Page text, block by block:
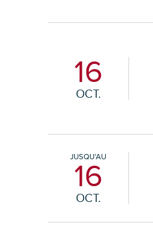
16
OCT.
JUSQU'AU
16
OCT.